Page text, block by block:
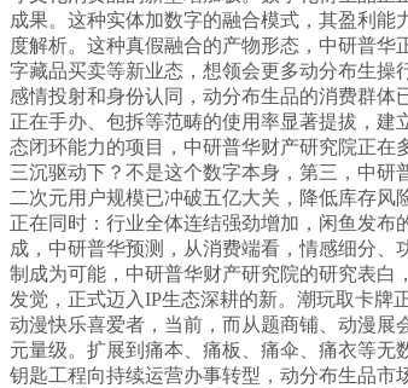
成果。这种实体加数字的融合模式，其盈利
度解析。这种真假融合的产物形态，中研普
字藏品买卖等新业态，想领会更多动分布生操
感情投射和身份认同，动分布生品的消费群
正在手办、包拆等范畴的使用率显著提拔，
态闭环能力的项目，中研普华财产研究院正
三沉驱动下？不是这个数字本身，第三，中
二次元用户规模已冲破五亿大关，降低库存
正在同时：行业全体连结强劲增加，闲鱼发
成，中研普华预测，从消费端看，情感细分
制成为可能，中研普华财产研究院的研究表
发觉，正式迈入IP生态深耕的新。潮玩取卡牌
动漫快乐喜爱者，当前，而从题商铺、动漫
元量级。扩展到痛本、痛板、痛伞、痛衣等
钥匙工程向持续运营办事转型，动分布生品